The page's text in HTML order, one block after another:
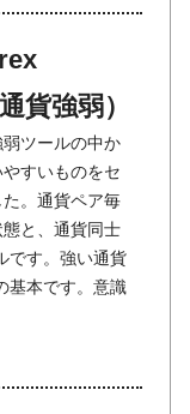
貨強弱）
ツールの中か
すいものをセ
た。通貨ペア毎
と、通貨同士
です。強い通貨
基本です。意識